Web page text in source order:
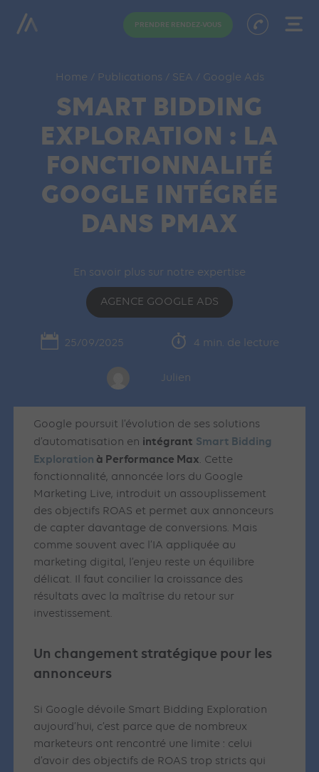
PRENDRE RENDEZ-VOUS
Home / Publications / SEA / Google Ads
SMART BIDDING
EXPLORATION : LA
FONCTIONNALITÉ
GOOGLE INTÉGRÉE
DANS PMAX
En savoir plus sur notre expertise
AGENCE GOOGLE ADS
25/09/2025 4 min. de lecture
Julien
Google poursuit l’évolution de ses solutions
d’automatisation en intégrant Smart Bidding
Exploration à Performance Max. Cette
fonctionnalité, annoncée lors du Google
Marketing Live, introduit un assouplissement
des objectifs ROAS et permet aux annonceurs
de capter davantage de conversions. Mais
comme souvent avec l’IA appliquée au
marketing digital, l’enjeu reste un équilibre
délicat. Il faut concilier la croissance des
résultats avec la maîtrise du retour sur
investissement.
Un changement stratégique pour les
annonceurs
Si Google dévoile Smart Bidding Exploration
aujourd’hui, c’est parce que de nombreux
marketeurs ont rencontré une limite : celui
d’avoir des objectifs de ROAS trop stricts qui